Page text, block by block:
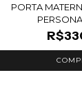
PORTA